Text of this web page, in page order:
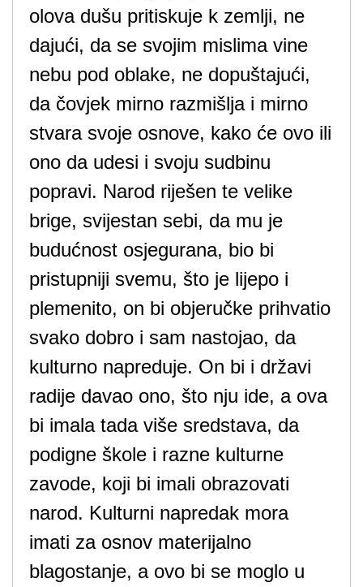
olova dušu pritiskuje k zemlji, ne
dajući, da se svojim mislima vine
nebu pod oblake, ne dopuštajući,
da čovjek mirno razmišlja i mirno
stvara svoje osnove, kako će ovo ili
ono da udesi i svoju sudbinu
popravi. Narod riješen te velike
brige, svijestan sebi, da mu je
budućnost osjegurana, bio bi
pristupniji svemu, što je lijepo i
plemenito, on bi objeručke prihvatio
svako dobro i sam nastojao, da
kulturno napreduje. On bi i državi
radije davao ono, što nju ide, a ova
bi imala tada više sredstava, da
podigne škole i razne kulturne
zavode, koji bi imali obrazovati
narod. Kulturni napredak mora
imati za osnov materijalno
blagostanje, a ovo bi se moglo u